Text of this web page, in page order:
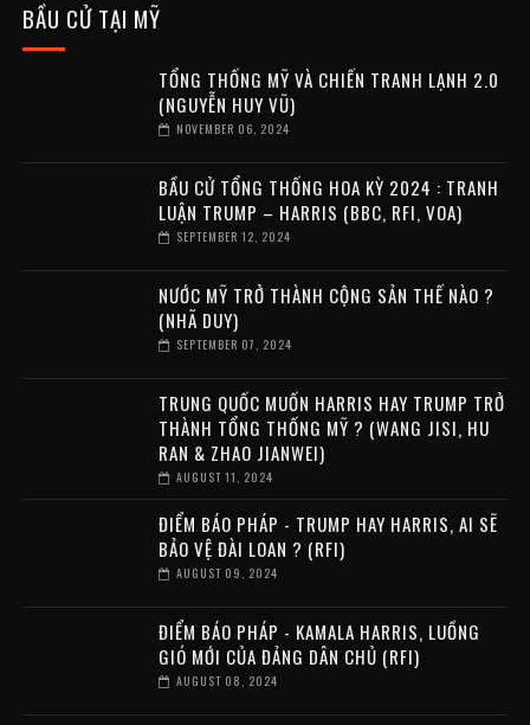
BẦU CỬ TẠI MỸ
TỔNG THỐNG MỸ VÀ CHIẾN TRANH LẠNH 2.0
(NGUYỄN HUY VŨ)
NOVEMBER 06, 2024
BẦU CỬ TỔNG THỐNG HOA KỲ 2024 : TRANH
LUẬN TRUMP – HARRIS (BBC, RFI, VOA)
SEPTEMBER 12, 2024
NƯỚC MỸ TRỞ THÀNH CỘNG SẢN THẾ NÀO ?
(NHÃ DUY)
SEPTEMBER 07, 2024
TRUNG QUỐC MUỐN HARRIS HAY TRUMP TRỞ
THÀNH TỔNG THỐNG MỸ ? (WANG JISI, HU
RAN & ZHAO JIANWEI)
AUGUST 11, 2024
ĐIỂM BÁO PHÁP - TRUMP HAY HARRIS, AI SẼ
BẢO VỆ ĐÀI LOAN ? (RFI)
AUGUST 09, 2024
ĐIỂM BÁO PHÁP - KAMALA HARRIS, LUỒNG
GIÓ MỚI CỦA ĐẢNG DÂN CHỦ (RFI)
AUGUST 08, 2024